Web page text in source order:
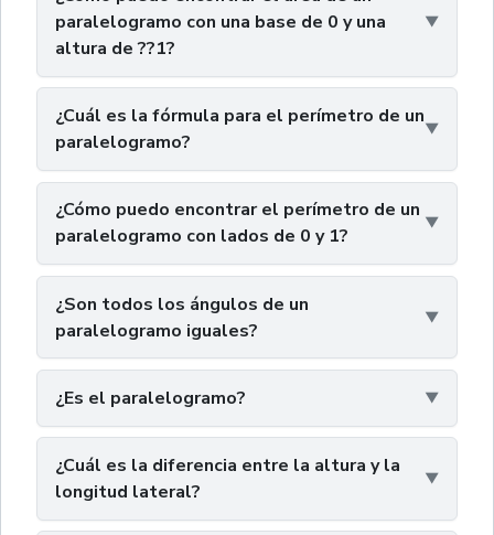
paralelogramo con una base de 0 y una
altura de ??1?
¿Cuál es la fórmula para el perímetro de un
paralelogramo?
¿Cómo puedo encontrar el perímetro de un
paralelogramo con lados de 0 y 1?
¿Son todos los ángulos de un
paralelogramo iguales?
¿Es el paralelogramo?
¿Cuál es la diferencia entre la altura y la
longitud lateral?